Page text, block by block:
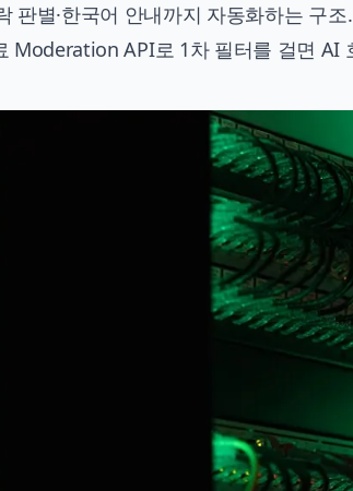
판별·한국어 안내까지 자동화하는 구
Moderation API로 1차 필터를 걸면 AI